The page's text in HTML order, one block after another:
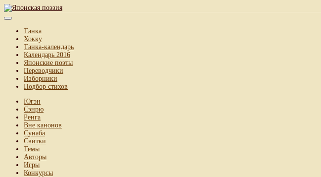
Танка
Хокку
Танка-календарь
Календарь 2016
Японские поэты
Переводчики
Изборники
Подбор стихов
Югэн
Сэнрю
Ренга
Вне канонов
Сунаба
Свитки
Темы
Авторы
Игры
Конкурсы